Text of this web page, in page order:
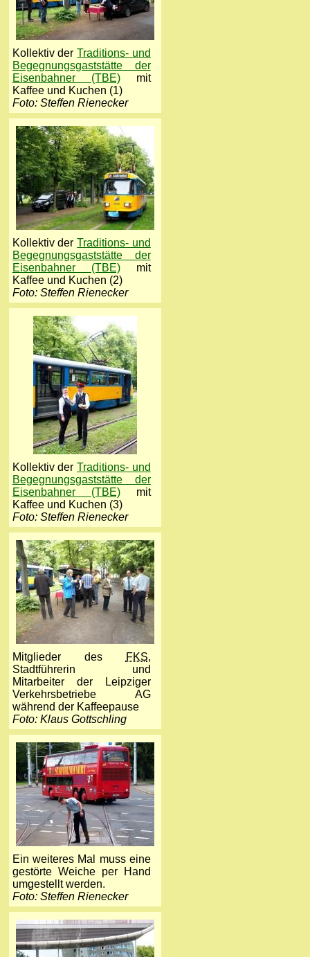
Kollektiv derTraditions- und
Begegnungsgaststätte der
Eisenbahner (TBE)mit
Kaffee und Kuchen (1)
Foto: Steffen Rienecker
Kollektiv derTraditions- und
Begegnungsgaststätte der
Eisenbahner (TBE)mit
Kaffee und Kuchen (2)
Foto: Steffen Rienecker
Kollektiv derTraditions- und
Begegnungsgaststätte der
Eisenbahner (TBE)mit
Kaffee und Kuchen (3)
Foto: Steffen Rienecker
Mitglieder des FKS,
Stadtführerin und
Mitarbeiter der Leipziger
Verkehrsbetriebe AG
während der Kaffeepause
Foto: Klaus Gottschling
Ein weiteres Mal muss eine
gestörte Weiche per Hand
umgestellt werden.
Foto: Steffen Rienecker